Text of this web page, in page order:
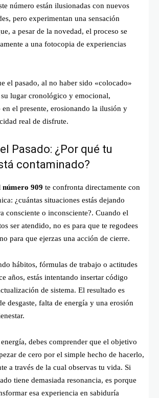
número están ilusionadas con nuevos
pero experimentan una sensación
a pesar de la novedad, el proceso se
a una fotocopia de experiencias
el pasado, al no haber sido «colocado»
lugar cronológico y emocional,
en el presente, erosionando la ilusión y
real de disfrute.
Pasado: ¿Por qué tu
contaminado?
número 909 te confronta directamente con
¿cuántas situaciones estás dejando
consciente o inconsciente?. Cuando el
ser atendido, no es para que te regodees
para que ejerzas una acción de cierre.
hábitos, fórmulas de trabajo o actitudes
años, estás intentando insertar código
de sistema. El resultado es
desgaste, falta de energía y una erosión
debes comprender que el objetivo
de cero por el simple hecho de hacerlo,
a través de la cual observas tu vida. Si
tiene demasiada resonancia, es porque
esa experiencia en sabiduría